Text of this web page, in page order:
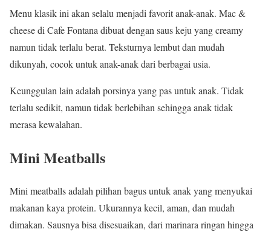
Menu klasik ini akan selalu menjadi favorit anak-anak. Mac &
cheese di Cafe Fontana dibuat dengan saus keju yang creamy
namun tidak terlalu berat. Teksturnya lembut dan mudah
dikunyah, cocok untuk anak-anak dari berbagai usia.
Keunggulan lain adalah porsinya yang pas untuk anak. Tidak
terlalu sedikit, namun tidak berlebihan sehingga anak tidak
merasa kewalahan.
Mini Meatballs
Mini meatballs adalah pilihan bagus untuk anak yang menyukai
makanan kaya protein. Ukurannya kecil, aman, dan mudah
dimakan. Sausnya bisa disesuaikan, dari marinara ringan hingga